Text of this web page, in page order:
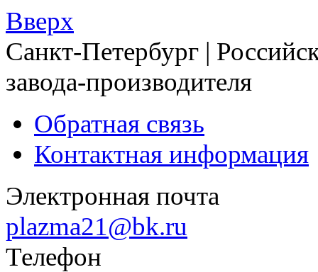
Вверх
Санкт-Петербург |
завода-производителя
Обратная связь
Контактная информация
Электронная почта
plazma21@bk.ru
Телефон